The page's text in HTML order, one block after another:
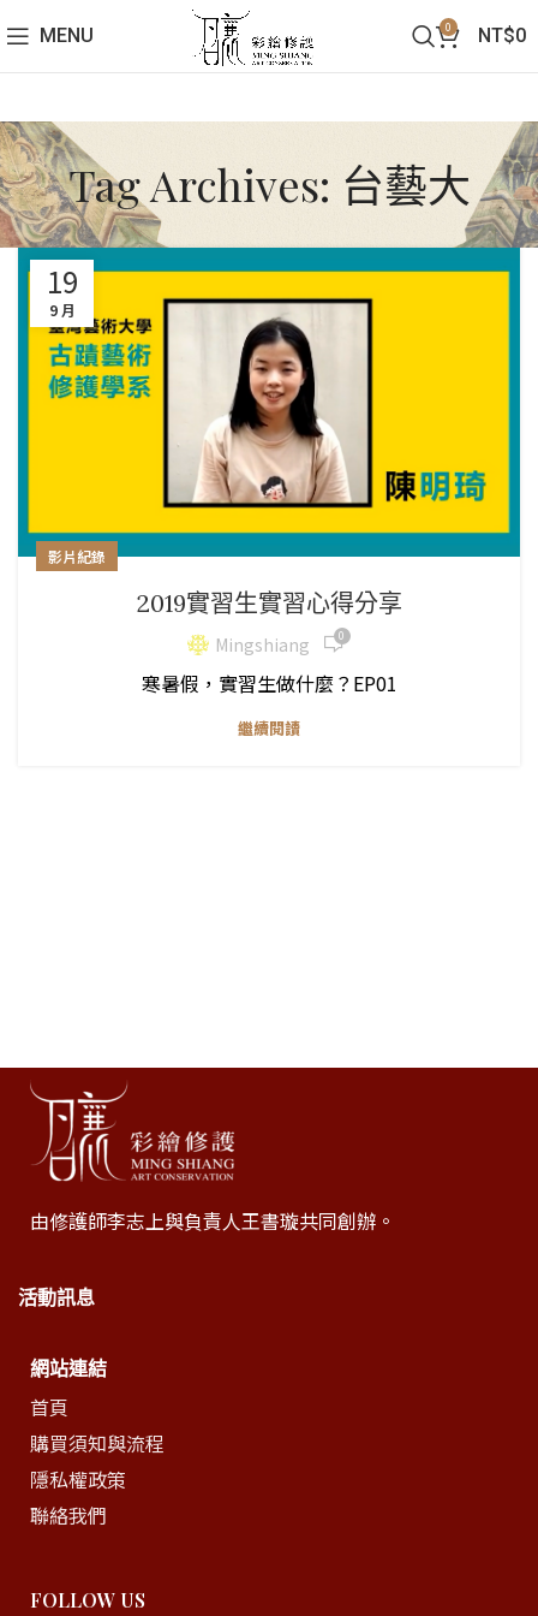
MENU 0 NT$0
Tag Archives: 台藝大
19
9 月
影片紀錄
2019實習生實習心得分享
Mingshiang 0
寒暑假，實習生做什麼？EP01
繼續閱讀
由修護師李志上與負責人王書璇共同創辦。
活動訊息
網站連結
首頁
購買須知與流程
隱私權政策
聯絡我們
FOLLOW US